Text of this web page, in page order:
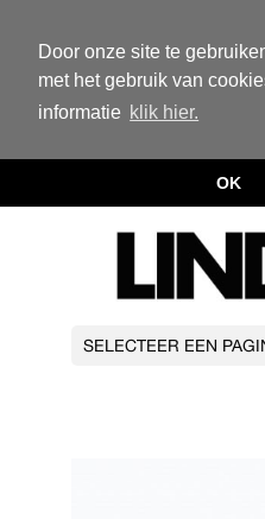
Door onze site te
met het gebruik van
informatie klik hier.
OK
SELECTEER EEN